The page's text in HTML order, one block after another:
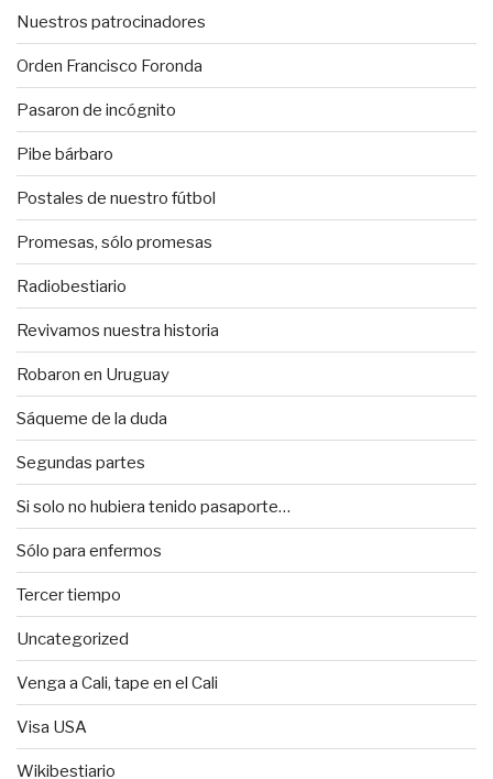
Nuestros patrocinadores
Orden Francisco Foronda
Pasaron de incógnito
Pibe bárbaro
Postales de nuestro fútbol
Promesas, sólo promesas
Radiobestiario
Revivamos nuestra historia
Robaron en Uruguay
Sáqueme de la duda
Segundas partes
Si solo no hubiera tenido pasaporte…
Sólo para enfermos
Tercer tiempo
Uncategorized
Venga a Cali, tape en el Cali
Visa USA
Wikibestiario